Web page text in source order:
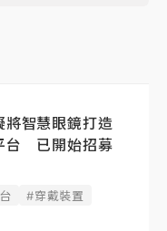
將智慧眼鏡打造
台 已開始招募
#穿戴裝置